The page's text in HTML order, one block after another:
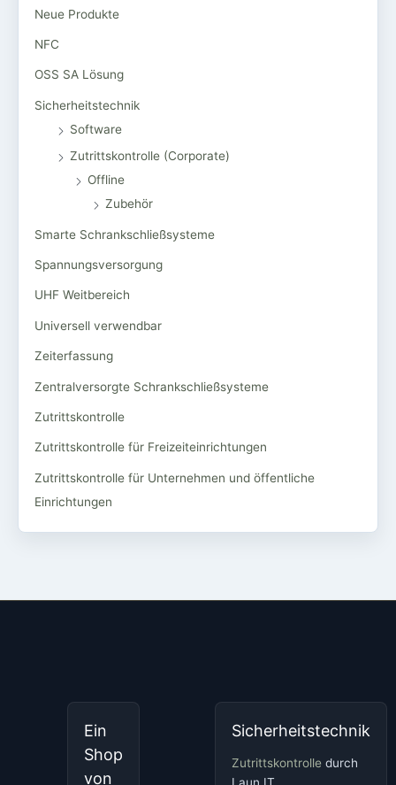
Neue Produkte
NFC
OSS SA Lösung
Sicherheitstechnik
Software
Zutrittskontrolle (Corporate)
Offline
Zubehör
Smarte Schrankschließsysteme
Spannungsversorgung
UHF Weitbereich
Universell verwendbar
Zeiterfassung
Zentralversorgte Schrankschließsysteme
Zutrittskontrolle
Zutrittskontrolle für Freizeiteinrichtungen
Zutrittskontrolle für Unternehmen und öffentliche
Einrichtungen
Ein
Shop
von
Sicherheitstechnik
Zutrittskontrolle durch